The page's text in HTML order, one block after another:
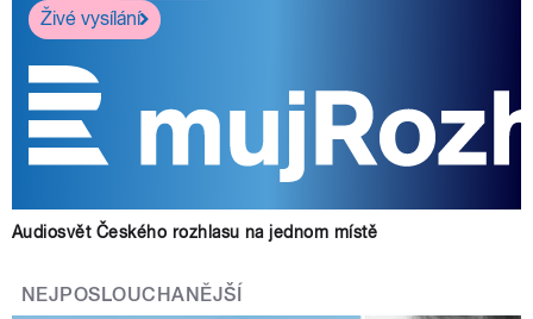
Živé vysílání
Audiosvět Českého rozhlasu na jednom místě
NEJPOSLOUCHANĚJŠÍ